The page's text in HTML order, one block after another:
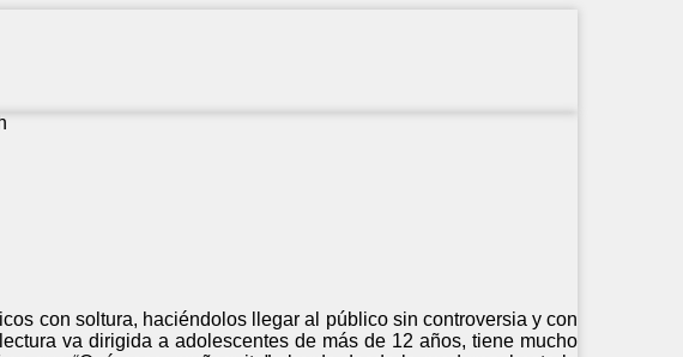
con soltura, haciéndolos llegar al público sin controversia y con
va dirigida a adolescentes de más de 12 años, tiene mucho